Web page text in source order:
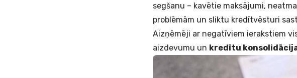
segšanu – kavētie maksājumi,
problēmām un sliktu kredītvēsturi
Aizņēmēji ar negatīviem ierakstiem
aizdevumu un kredītu